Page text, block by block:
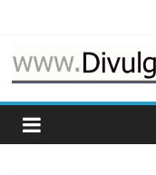
contenido
Cosas